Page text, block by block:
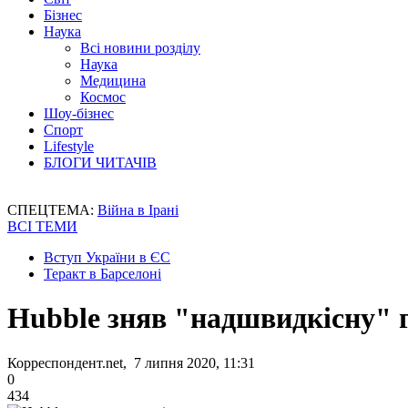
Бізнес
Наука
Всі новини розділу
Наука
Медицина
Космос
Шоу-бізнес
Спорт
Lifestyle
БЛОГИ ЧИТАЧІВ
СПЕЦТЕМА: Війна в Ірані
ВСІ ТЕМИ
Вступ України в ЄС
Теракт в Барселоні
Hubble зняв "надшвидкісну"
Корреспондент.net, 7 липня 2020, 11:31
0
434